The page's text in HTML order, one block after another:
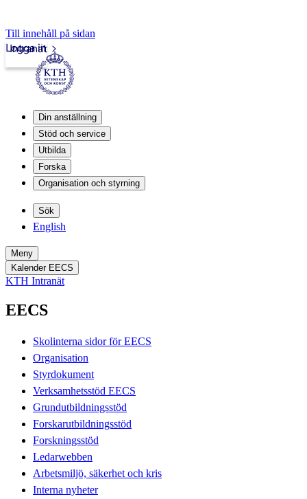
Till innehåll på sidan
Intranät
Logga in
Din anställning
Stöd och service
Utbilda
Forska
Organisation och styrning
Sök
English
Meny
Kalender EECS
KTH Intranät
EECS
Skolinterna sidor för EECS
Organisation
Styrdokument
Verksamhetsstöd EECS
Grundutbildningsstöd
Forskarutbildningsstöd
Forskningsstöd
Ledarwebben
Arbetsmiljö, säkerhet och kris
Interna nyheter